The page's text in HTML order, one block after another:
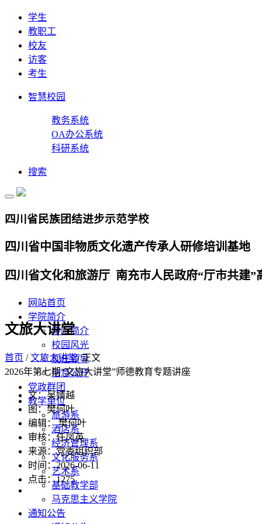
学生
教职工
校友
访客
考生
智慧校园
教务系统
OA办公系统
科研系统
搜索
四川省民族团结进步示范学校
四川省中国非物质文化遗产传承人研修培训基地
四川省文化和旅游厅 南充市人民政府“厅市共建”
网站首页
学院简介
学院简介
校园风光
现任领导
信息公开
党政群团
教学单位
旅游系
酒店系
经济管理系
文化服务系
艺术系
基础教学部
马克思主义学院
通知公告
文旅大讲堂
首页 /文旅大讲堂/ 正文
2026年第七期“文旅大讲堂”师德教育专题讲座
文：吴婧越
图：樊何叶
编辑： 樊何叶
审核：任凤英
来源：党委组织部
时间：2026-06-11
点击：1275